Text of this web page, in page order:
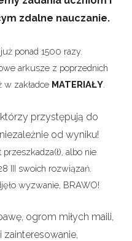
zdalne nauczanie.
ponad 1500 razy.
arkusze z poprzednich
w zakładce MATERIAŁY.
przystępują do
od wyniku!
albo nie
III swoich rozwiązań.
wyzwanie, BRAWO!
ogrom miłych maili,